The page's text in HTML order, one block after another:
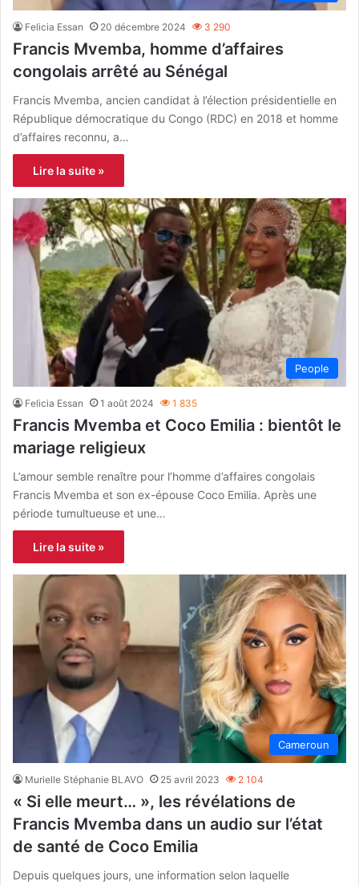
Felicia Essan 20 décembre 2024 3 290
Francis Mvemba, homme d’affaires
congolais arrêté au Sénégal
Francis Mvemba, ancien candidat à l’élection présidentielle en
République démocratique du Congo (RDC) en 2018 et homme
d’affaires reconnu, a…
Lire la suite »
People
Felicia Essan 1 août 2024 1 835
Francis Mvemba et Coco Emilia : bientôt le
mariage religieux
L’amour semble renaître pour l’homme d’affaires congolais
Francis Mvemba et son ex-épouse Coco Emilia. Après une
période tumultueuse et une…
Lire la suite »
Cameroun
Murielle Stéphanie BLAVO 25 avril 2023 2 104
« Si elle meurt… », les révélations de
Francis Mvemba dans un audio sur l’état
de santé de Coco Emilia
Depuis quelques jours, une information selon laquelle